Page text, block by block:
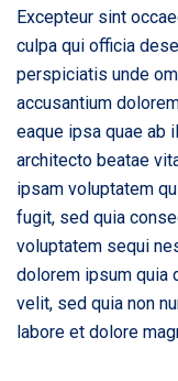
Excepteur sint
culpa qui officia
perspiciatis unde
accusantium
eaque ipsa quae ab
architecto beatae
ipsam voluptatem
fugit, sed quia
voluptatem sequi
dolorem ipsum quia
velit, sed quia non
labore et dolore